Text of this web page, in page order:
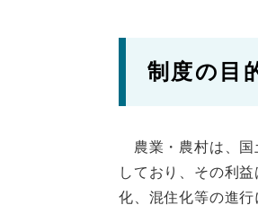
制度の目
農業・農村は、国
しており、その利
化、混住化等の進